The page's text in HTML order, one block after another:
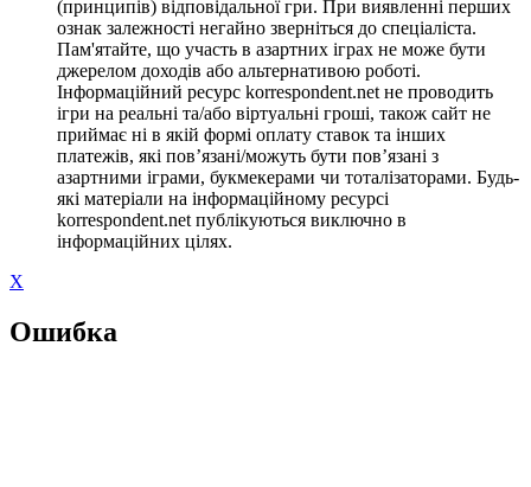
(принципів) відповідальної гри. При виявленні перших
ознак залежності негайно зверніться до спеціаліста.
Пам'ятайте, що участь в азартних іграх не може бути
джерелом доходів або альтернативою роботі.
Інформаційний ресурс korrespondent.net не проводить
ігри на реальні та/або віртуальні гроші, також сайт не
приймає ні в якій формі оплату ставок та інших
платежів, які пов’язані/можуть бути пов’язані з
азартними іграми, букмекерами чи тоталізаторами. Будь-
які матеріали на інформаційному ресурсі
korrespondent.net публікуються виключно в
інформаційних цілях.
X
Ошибка